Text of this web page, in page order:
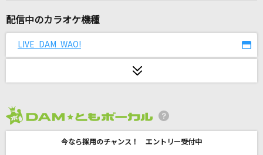
ライラック
毎日(ビデオクリップバージョン)
DREAMS COME TRUE
配信中のカラオケ機種
LIVE DAM WAO!
今なら採用のチャンス！ エントリー受付中